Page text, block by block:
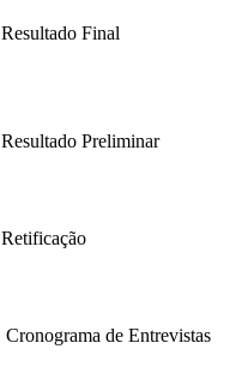
Resultado Final
Resultado Preliminar
Retificação
Cronograma de Entrevistas